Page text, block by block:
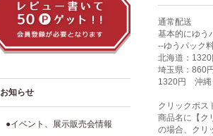
通常配送
基本的にゆう
--ゆうパック
北海道：
埼玉県：860
1320円 沖縄
クリックポス
商品名に【ク
の場合、クリ
お知らせ
●イベント、展示販売会情報